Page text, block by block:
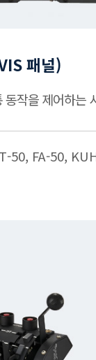
패널)
동작을 제어하는
50, FA-50,